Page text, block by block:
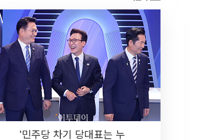
'민주당 차기 당대표는 누